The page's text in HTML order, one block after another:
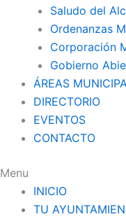
Saludo del
Ordenanzas
Corporación
Gobierno
ÁREAS
DIRECTORIO
EVENTOS
CONTACTO
Menu
INICIO
TU